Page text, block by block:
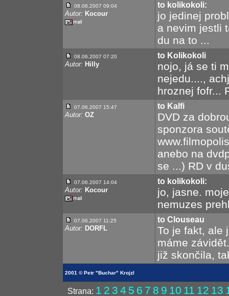
08.06.2007 09:04
Autor: Kocour
to kolikokoli:
jo jedinej
a nevim jestli
du na to ...
08.06.2007 07:20
Autor: Hilly
to Kolikokoli
nojo, já se ti
nejedu....,
hroznej fofr...
07.06.2007 15:47
Autor: OZ
to Kalfi
DVD za
sponzora
anebo na
se ...) RD v
07.06.2007 14:04
Autor: Kocour
to kolikokoli:
jo, jasne.
nemuzes
07.06.2007 11:25
Autor: DORFL
to Clouseau
To je fakt, ale
máme
již skončila,
2001 © Petr "Buchar" Krojzl
Strana: 1 2 3 4 5 6 7 8 9 10 11 12 13